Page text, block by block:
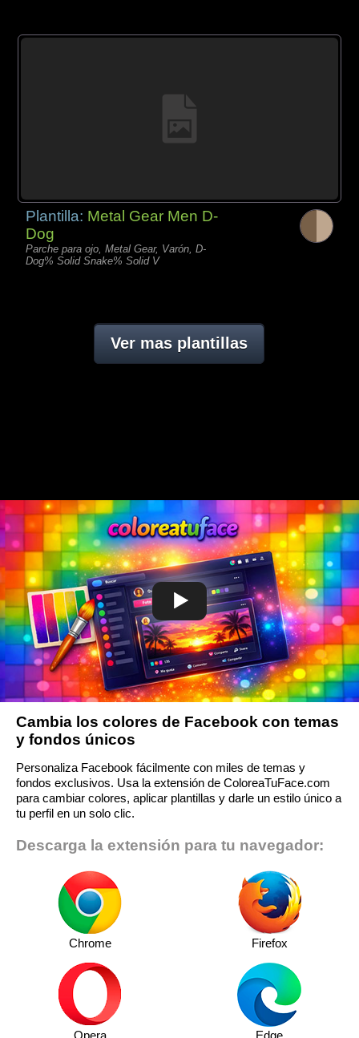
Plantilla: Metal Gear Men D-
Dog
Parche para ojo, Metal Gear, Varón, D-
Dog% Solid Snake% Solid V
Ver mas plantillas
Cambia los colores de Facebook con temas
y fondos únicos
Personaliza Facebook fácilmente con miles de temas y
fondos exclusivos. Usa la extensión de ColoreaTuFace.com
para cambiar colores, aplicar plantillas y darle un estilo único a
tu perfil en un solo clic.
Descarga la extensión para tu navegador:
Chrome Firefox
Opera Edge